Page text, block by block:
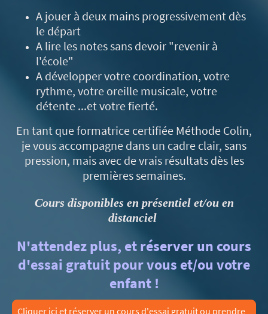
A jouer à deux mains progressivement dès
le départ
A lire les notes sans devoir "revenir à
l'école"
A développer votre coordination, votre
rythme, votre oreille musicale, votre
détente ...et votre fierté.
En tant que formatrice certifiée Méthode Colin,
je vous accompagne dans un cadre clair, sans
pression, mais avec de vrais résultats dès les
premières semaines.
Cours disponibles en présentiel et/ou en
distanciel
N'attendez plus, et réserver un cours
d'essai gratuit pour vous et/ou votre
enfant !
Cliquer ici et réserver un cours d'essai gratuit ou prendre